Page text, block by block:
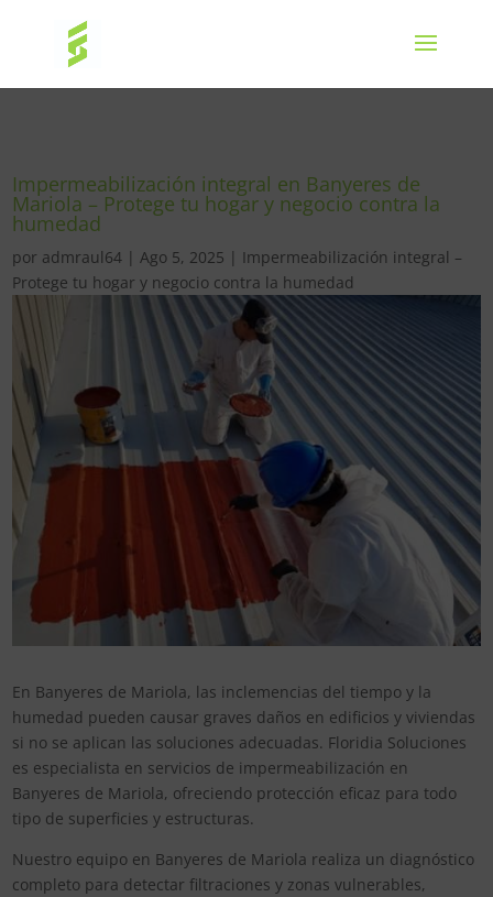
Impermeabilización integral en Banyeres de
Mariola – Protege tu hogar y negocio contra la
humedad
por admraul64 |Ago 5, 2025 | Impermeabilización integral –
Protege tu hogar y negocio contra la humedad
En Banyeres de Mariola, las inclemencias del tiempo y la
humedad pueden causar graves daños en edificios y viviendas
si no se aplican las soluciones adecuadas. Floridia Soluciones
es especialista en servicios de impermeabilización en
Banyeres de Mariola, ofreciendo protección eficaz para todo
tipo de superficies y estructuras.
Nuestro equipo en Banyeres de Mariola realiza un diagnóstico
completo para detectar filtraciones y zonas vulnerables,